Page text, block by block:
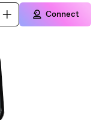
Connect